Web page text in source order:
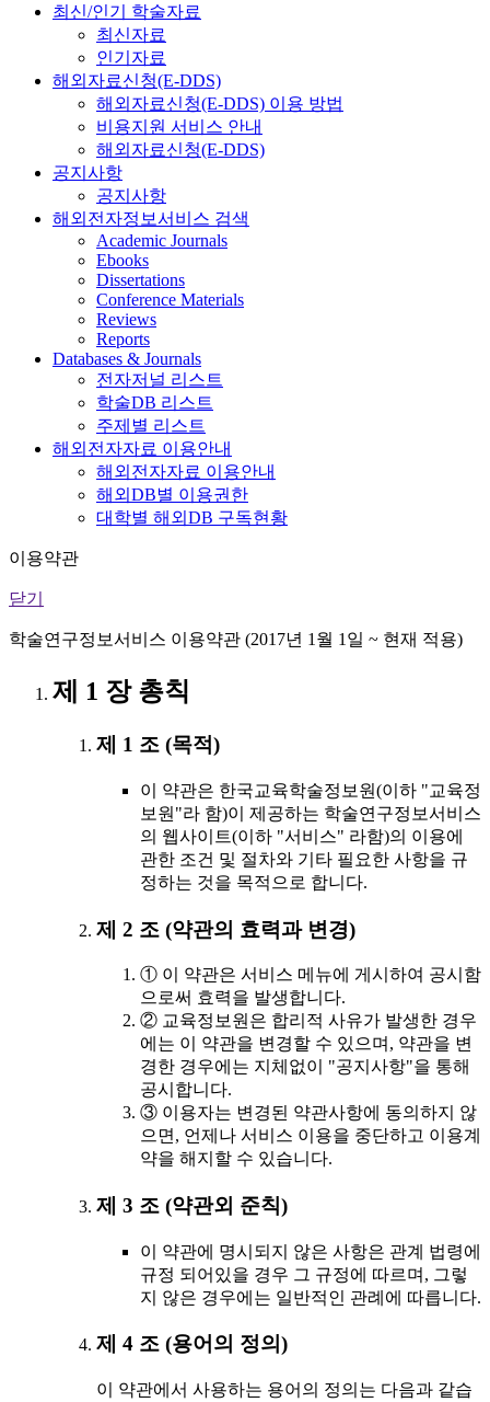
최신/인기 학술자료
최신자료
인기자료
해외자료신청(E-DDS)
해외자료신청(E-DDS) 이용 방법
비용지원 서비스 안내
해외자료신청(E-DDS)
공지사항
공지사항
해외전자정보서비스 검색
Academic Journals
Ebooks
Dissertations
Conference Materials
Reviews
Reports
Databases & Journals
전자저널 리스트
학술DB 리스트
주제별 리스트
해외전자자료 이용안내
해외전자자료 이용안내
해외DB별 이용권한
대학별 해외DB 구독현황
이용약관
닫기
학술연구정보서비스 이용약관 (2017년 1월 1일 ~ 현재 적용)
제 1 장 총칙
제 1 조 (목적)
이 약관은 한국교육학술정보원(이하 "교육정
보원"라 함)이 제공하는 학술연구정보서비스
의 웹사이트(이하 "서비스" 라함)의 이용에
관한 조건 및 절차와 기타 필요한 사항을 규
정하는 것을 목적으로 합니다.
제 2 조 (약관의 효력과 변경)
① 이 약관은 서비스 메뉴에 게시하여 공시함
으로써 효력을 발생합니다.
② 교육정보원은 합리적 사유가 발생한 경우
에는 이 약관을 변경할 수 있으며, 약관을 변
경한 경우에는 지체없이 "공지사항"을 통해
공시합니다.
③ 이용자는 변경된 약관사항에 동의하지 않
으면, 언제나 서비스 이용을 중단하고 이용계
약을 해지할 수 있습니다.
제 3 조 (약관외 준칙)
이 약관에 명시되지 않은 사항은 관계 법령에
규정 되어있을 경우 그 규정에 따르며, 그렇
지 않은 경우에는 일반적인 관례에 따릅니다.
제 4 조 (용어의 정의)
이 약관에서 사용하는 용어의 정의는 다음과 같습